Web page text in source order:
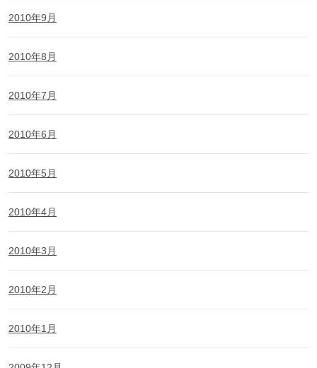
2010年9月
2010年8月
2010年7月
2010年6月
2010年5月
2010年4月
2010年3月
2010年2月
2010年1月